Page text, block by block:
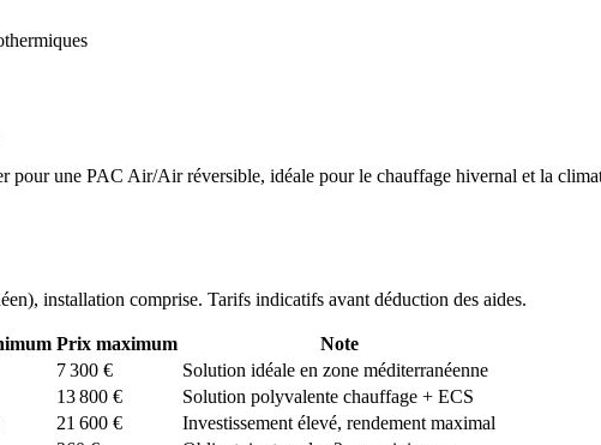
une PAC Air/Air réversible, idéale pour le chauffage hivernal et la
), installation comprise. Tarifs indicatifs avant déduction des aides.
Prix maximum
Note
7 300 €
Solution idéale en zone méditerranéenne
13 800 €
Solution polyvalente chauffage + ECS
21 600 €
Investissement élevé, rendement maximal